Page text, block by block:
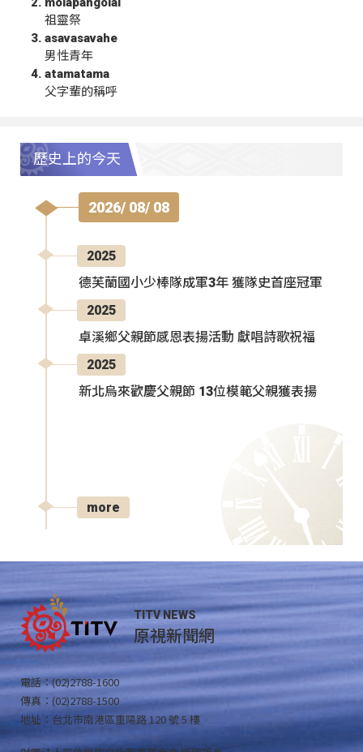
祖靈祭
asavasavahe
男性青年
atamatama
父字輩的稱呼
歷史上的今天
2026/ 08/ 08
2025
德芙蘭國小少棒隊成軍3年 獲隊史首座冠軍
2025
卓溪鄉父親節感恩表揚活動 獻唱詩歌祝福
2025
新北烏來歡慶父親節 13位模範父親獲表揚
more
TITV NEWS
原視新聞網
電話：(02)2788-1600
傳真：(02)2788-1500
地址：台北市南港區重陽路 120 號 5 樓